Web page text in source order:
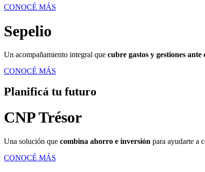
CONOCÉ MÁS
Sepelio
Un acompañamiento integral que cubre gastos y gestiones
CONOCÉ MÁS
Planificá tu futuro
CNP Trésor
Una solución que combina ahorro e inversión para ayudarte a
CONOCÉ MÁS